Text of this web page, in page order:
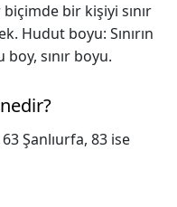
bir kişiyi sınır
Hudut boyu: Sınırın
sınır boyu.
63 Şanlıurfa, 83 ise